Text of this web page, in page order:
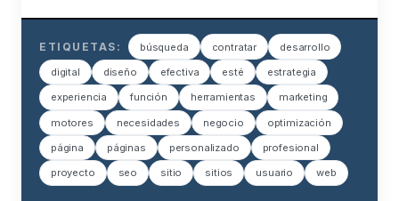
ETIQUETAS: búsqueda contratar desarrollo
digital diseño efectiva esté estrategia
experiencia función herramientas marketing
motores necesidades negocio optimización
página páginas personalizado profesional
proyecto seo sitio sitios usuario web